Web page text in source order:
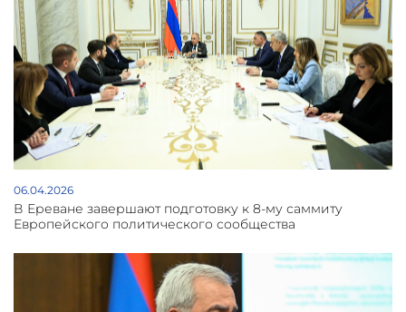
06.04.2026
В Ереване завершают подготовку к 8-му саммиту
Европейского политического сообщества